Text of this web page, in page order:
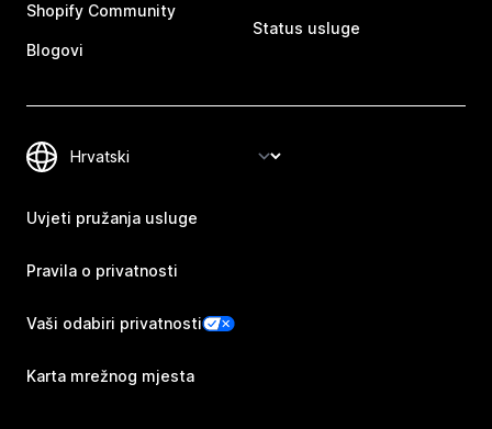
Shopify Community
Blogovi
Status usluge
Uvjeti pružanja usluge
Pravila o privatnosti
Vaši odabiri privatnosti
Karta mrežnog mjesta